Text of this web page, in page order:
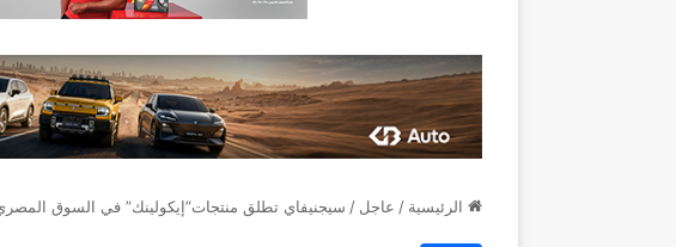
الرئيسية / عاجل / سيجنيفاي تطلق منتجات”إيكولينك” في السوق